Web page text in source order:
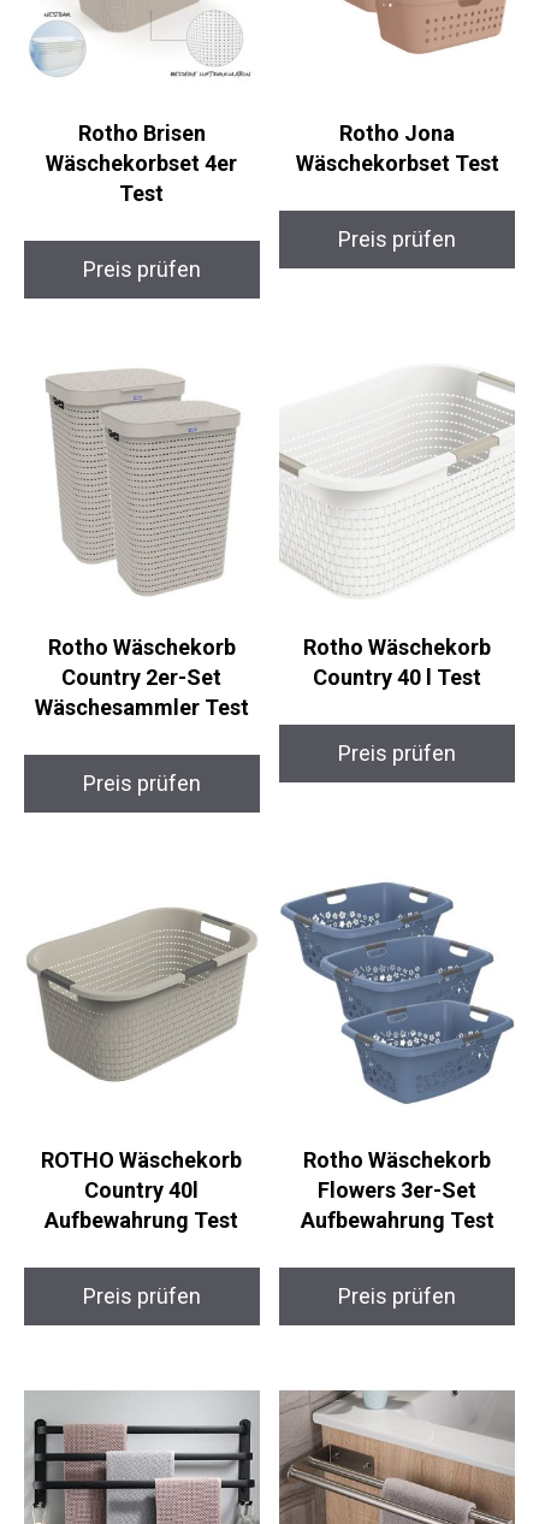
Rotho Brisen
Wäschekorbset 4er
Test
Preis prüfen
Rotho Jona
Wäschekorbset Test
Preis prüfen
Rotho Wäschekorb
Country 2er-Set
Wäschesammler Test
Preis prüfen
Rotho Wäschekorb
Country 40 l Test
Preis prüfen
ROTHO Wäschekorb
Country 40l
Aufbewahrung Test
Preis prüfen
Rotho Wäschekorb
Flowers 3er-Set
Aufbewahrung Test
Preis prüfen